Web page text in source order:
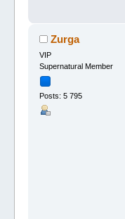
Zurga
VIP
Supernatural Member
Posts: 5 795